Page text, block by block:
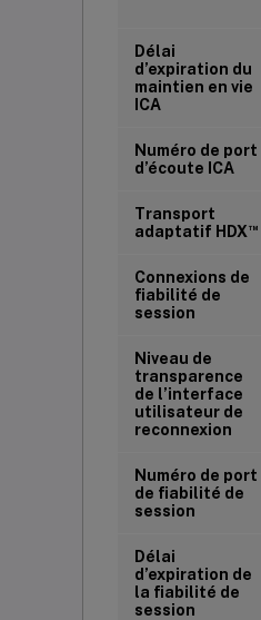
Délai
d’expiration du
maintien en vie
ICA
Numéro de port
d’écoute ICA
Transport
adaptatif HDX™
Connexions de
fiabilité de
session
Niveau de
transparence
de l’interface
utilisateur de
reconnexion
Numéro de port
de fiabilité de
session
Délai
d’expiration de
la fiabilité de
session